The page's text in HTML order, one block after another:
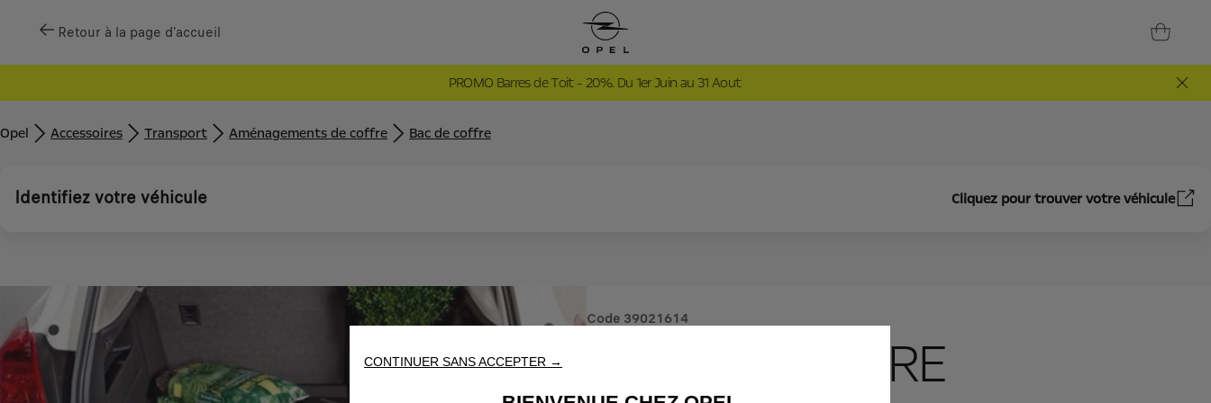
Retour à la page d'accueil
PROMO Barres de Toit - 20%. Du 1er Juin au 31 Aout
Opel Accessoires Transport Aménagements de coffre Bac de coffre
Identifiez votre véhicule Cliquez pour trouver votre véhicule
Code 39021614
BAC DE COFFRE
CONTINUER SANS ACCEPTER →